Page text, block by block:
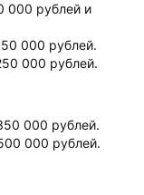
000 рублей и
000 рублей.
000 рублей.
000 рублей.
000 рублей.